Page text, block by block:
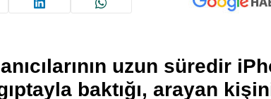
uzun süredir
baktığı, arayan